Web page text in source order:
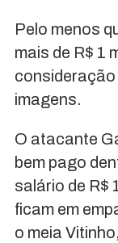
Pelo menos
mais de R$ 1
consideração
imagens.
O atacante
bem pago
salário de R$
ficam em
o meia